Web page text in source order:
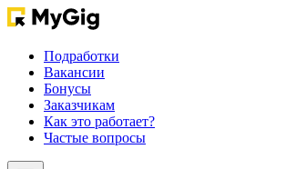
Подработки
Вакансии
Бонусы
Заказчикам
Как это работает?
Частые вопросы